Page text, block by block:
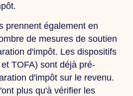
prennent également en
de mesures de soutien
d'impôt. Les dispositifs
TOFA) sont déjà pré-
d'impôt sur le revenu.
plus qu'à vérifier les